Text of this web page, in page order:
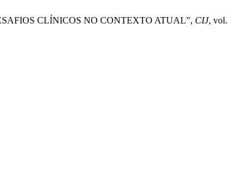
CLÍNICOS NO CONTEXTO ATUAL”, CIJ, vol.